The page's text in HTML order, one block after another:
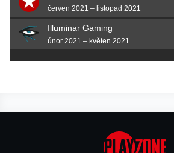
červen 2021 – listopad 2021
Illuminar Gaming
únor 2021 – květen 2021